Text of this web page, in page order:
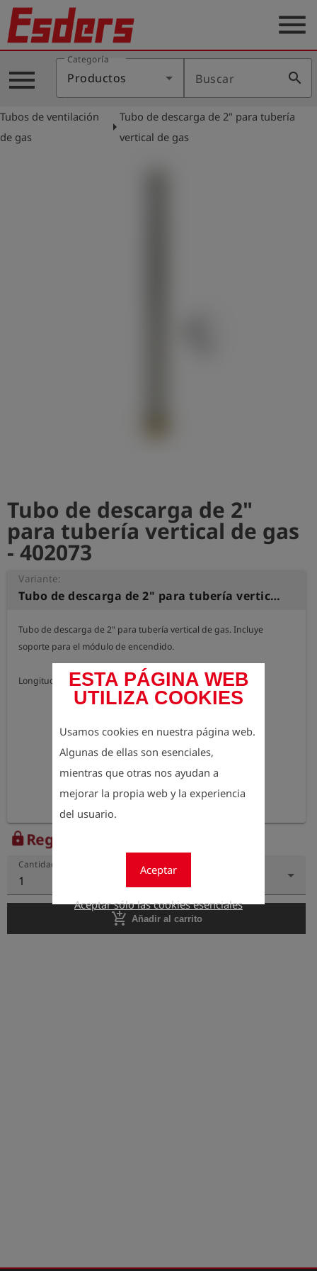
Productos
Blog
Aplicaciones
ESTA PÁGINA WEB
UTILIZA COOKIES
Usamos cookies en nuestra página web.
Algunas de ellas son esenciales,
mientras que otras nos ayudan a
mejorar la propia web y la experiencia
del usuario.
Aceptar
Aceptar sólo las cookies esenciales
menu
menu
Categoría
Productos Buscar search
Tubos de ventilación
de gas
arrow_right
Tubo de descarga de 2" para tubería
vertical de gas
Tubo de descarga de 2"
para tubería vertical de gas
- 402073
Variante:
Tubo de descarga de 2" para tubería vertical de gas
Tubo de descarga de 2" para tubería vertical de gas. Incluye
soporte para el módulo de encendido.
Longitud total: 1 metro
lockRegístrese para ver el precio
Cantidad
1
add_shopping_cart Añadir al carrito